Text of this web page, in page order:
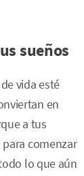
sueños
vida esté
en
a tus
comenzar
lo que aún